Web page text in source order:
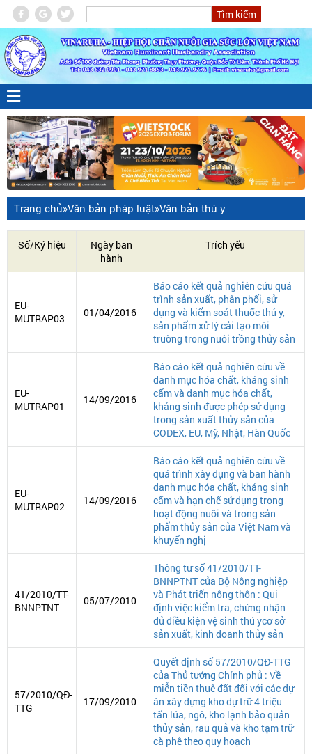
Trang chủ»Văn bản pháp luật»Văn bản thú y
Số/Ký hiệu
Ngày ban
hành
Trích yếu
EU-
MUTRAP03
01/04/2016
Báo cáo kết quả nghiên cứu quá
trình sản xuất, phân phối, sử
dụng và kiểm soát thuốc thú y,
sản phẩm xử lý cải tạo môi
trường trong nuôi trồng thủy sản
EU-
MUTRAP01
14/09/2016
Báo cáo kết quả nghiên cứu về
danh mục hóa chất, kháng sinh
cấm và danh mục hóa chất,
kháng sinh được phép sử dụng
trong sản xuất thủy sản của
CODEX, EU, Mỹ, Nhật, Hàn Quốc
EU-
MUTRAP02
14/09/2016
Báo cáo kết quả nghiên cứu về
quá trình xây dựng và ban hành
danh mục hóa chất, kháng sinh
cấm và hạn chế sử dụng trong
hoạt động nuôi và trong sản
phẩm thủy sản của Việt Nam và
khuyến nghị
41/2010/TT-
BNNPTNT
05/07/2010
Thông tư số 41/2010/TT-
BNNPTNT của Bộ Nông nghiệp
và Phát triển nông thôn : Qui
định việc kiểm tra, chứng nhận
đủ điều kiện vệ sinh thú ycơ sở
sản xuất, kinh doanh thủy sản
57/2010/QĐ-
TTG
17/09/2010
Quyết định số 57/2010/QĐ-TTG
của Thủ tướng Chính phủ : Về
miễn tiền thuê đất đối với các dự
án xây dựng kho dự trữ 4 triệu
tấn lúa, ngô, kho lạnh bảo quản
thủy sản, rau quả và kho tạm trữ
cà phê theo quy hoạch